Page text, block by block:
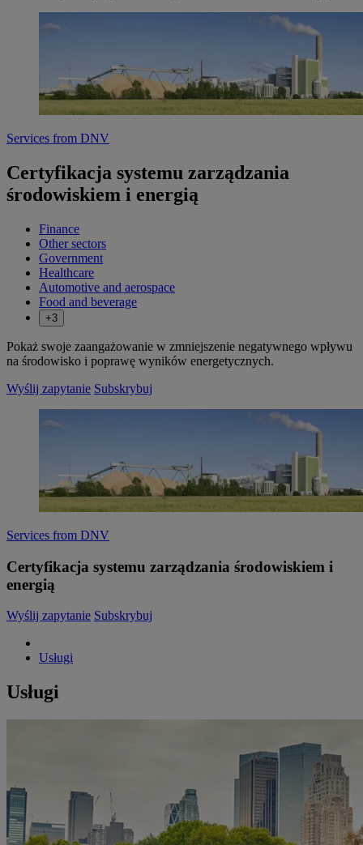
Services from DNV
Certyfikacja systemu zarządzania
środowiskiem i energią
Finance
Other sectors
Government
Healthcare
Automotive and aerospace
Food and beverage
+3
Pokaż swoje zaangażowanie w zmniejszenie negatywnego wpływu
na środowisko i poprawę wyników energetycznych.
Wyślij zapytanie Subskrybuj
Services from DNV
Certyfikacja systemu zarządzania środowiskiem i
energią
Wyślij zapytanie Subskrybuj
Usługi
Usługi